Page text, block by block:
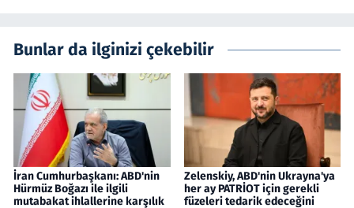
Bunlar da ilginizi çekebilir
İran Cumhurbaşkanı: ABD'nin
Hürmüz Boğazı ile ilgili
mutabakat ihlallerine karşılık
Zelenskiy, ABD'nin Ukrayna'ya
her ay PATRİOT için gerekli
füzeleri tedarik edeceğini